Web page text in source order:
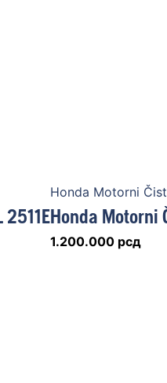
2511E
Honda Motorni
Honda Motorni
1.200.000 рсд